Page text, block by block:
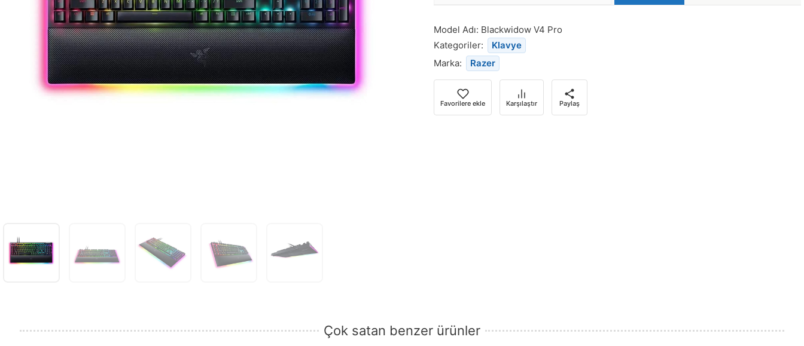
ürün
stoğa
döndüğünde
bildirim
almak
için
e-
Model Adı: Blackwidow V4 Pro
Kategoriler:
Klavye
Marka:
Razer
Favorilere ekle Karşılaştır Paylaş
Çok satan benzer ürünler